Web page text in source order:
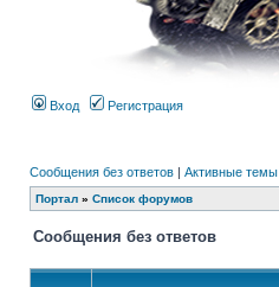
Вход Регистрация
Сообщения без ответов | Активные темы
Портал » Список форумов
Сообщения без ответов